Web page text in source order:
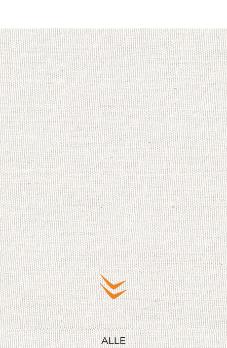
ALLE